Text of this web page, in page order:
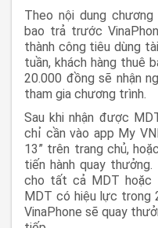
Theo nội dung
bao trả trước
thành công tiêu dùng
tuần, khách hàng thuê
20.000 đồng sẽ nhận
tham gia chương trình.
Sau khi nhận được
chỉ cần vào app My
13” trên trang chủ,
tiến hành quay
cho tất cả MDT hoặc
MDT có hiệu lực trong
VinaPhone sẽ quay